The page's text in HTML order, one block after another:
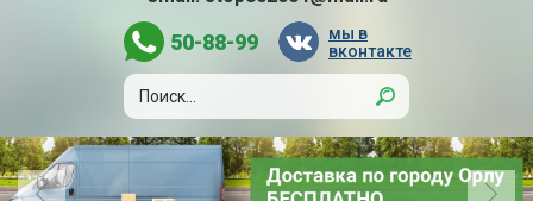
50-88-99
мы в
вконтакте